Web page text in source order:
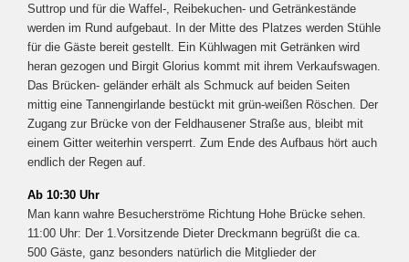
Suttrop und für die Waffel-, Reibekuchen- und Getränkestände
werden im Rund aufgebaut. In der Mitte des Platzes werden Stühle
für die Gäste bereit gestellt. Ein Kühlwagen mit Getränken wird
heran gezogen und Birgit Glorius kommt mit ihrem Verkaufswagen.
Das Brücken- geländer erhält als Schmuck auf beiden Seiten
mittig eine Tannengirlande bestückt mit grün-weißen Röschen. Der
Zugang zur Brücke von der Feldhausener Straße aus, bleibt mit
einem Gitter weiterhin versperrt. Zum Ende des Aufbaus hört auch
endlich der Regen auf.
Ab 10:30 Uhr
Man kann wahre Besucherströme Richtung Hohe Brücke sehen.
11:00 Uhr: Der 1.Vorsitzende Dieter Dreckmann begrüßt die ca.
500 Gäste, ganz besonders natürlich die Mitglieder der